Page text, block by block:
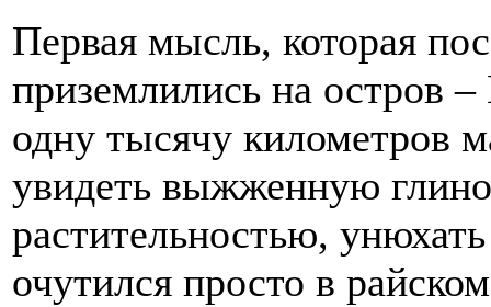
Первая мысль, которая
приземлились на остров
одну тысячу километров
увидеть выжженную
растительностью,
очутился просто в